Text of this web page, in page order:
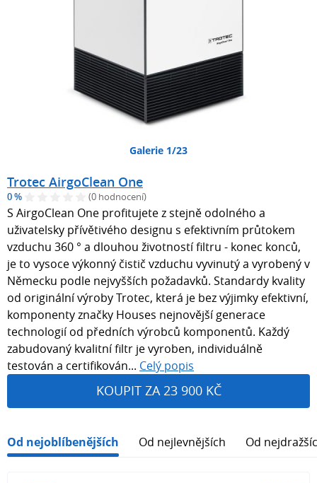
Galerie 1/23
Trotec AirgoClean One
0 % (0 hodnocení)
S AirgoClean One profitujete z stejně odolného a
uživatelsky přívětivého designu s efektivním průtokem
vzduchu 360 ° a dlouhou životností filtru - konec konců,
je to vysoce výkonný čistič vzduchu vyvinutý a vyrobený v
Německu podle nejvyšších požadavků. Standardy kvality
od originální výroby Trotec, která je bez výjimky efektivní,
komponenty značky Houses nejnovější generace
technologií od předních výrobců komponentů. Každý
zabudovaný kvalitní filtr je vyroben, individuálně
testován a certifikován... Celý popis
KOUPIT ZA 23 900 KČ
Od nejoblíbenějších Od nejlevnějších Od